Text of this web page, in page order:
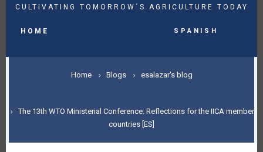
CULTIVATING TOMORROW´S AGRICULTURE TODAY
NAVIGATION
HOME Spanish
BREADCRUMB
Home Blogs esalazar's blog
The 13th WTO Ministerial Conference: Reflections for the IICA member
countries [ES]